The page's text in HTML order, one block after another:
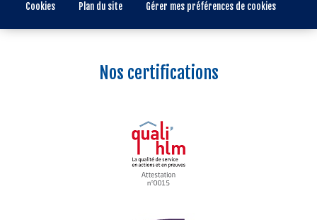
Cookies Plan du site Gérer mes préférences de cookies
Nos certifications